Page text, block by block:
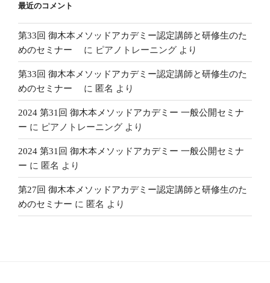
最近のコメント
第33回 御木本メソッドアカデミー認定講師と研修生のた
めのセミナー
に ピアノトレーニング より
第33回 御木本メソッドアカデミー認定講師と研修生のた
めのセミナー
に 匿名 より
2024 第31回 御木本メソッドアカデミー 一般公開セミナ
ー に ピアノトレーニング より
2024 第31回 御木本メソッドアカデミー 一般公開セミナ
ー に 匿名 より
第27回 御木本メソッドアカデミー認定講師と研修生のた
めのセミナー に 匿名 より